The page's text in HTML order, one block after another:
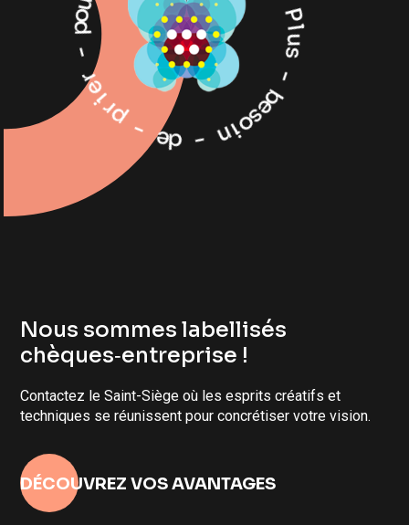
P
l
u
s
-
b
e
s
o
i
n
-
d
e
-
p
r
i
e
r
p
o
Nous sommes labellisés
chèques‑entreprise !
Contactez le Saint-Siège où les esprits créatifs et
techniques se réunissent pour concrétiser votre vision.
DÉCOUVREZ VOS AVANTAGES